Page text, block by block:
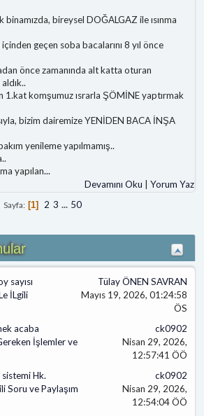
binamızda, bireysel DOĞALGAZ ile ısınma
geçen soba bacalarını 8 yıl önce
önce zamanında alt katta oturan
1.kat komşumuz ısrarla ŞÖMİNE yaptırmak
bizim dairemize YENİDEN BACA İNŞA
yenileme yapılmamış..
yapılan...
Devamını Oku
Yorum Yaz
Sayfa 1 2 3 ... 50
sayısı
İLgili
Tülay ÖNEN SAVRAN
Mayıs 19, 2026, 01:24:58
ÖS
acaba
İşlemler ve
ck0902
Nisan 29, 2026,
12:57:41 ÖÖ
Hk.
Soru ve Paylaşım
ck0902
Nisan 29, 2026,
12:54:04 ÖÖ